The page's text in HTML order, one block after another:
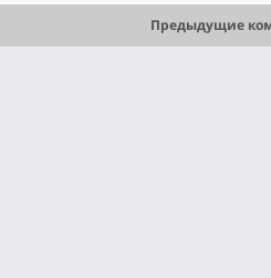
Предыдущие